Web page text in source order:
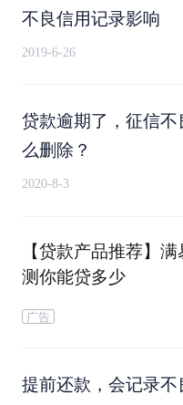
首先大家要确定自己
就知道了。具体有线
的金融递交书面申请查
不良征信会影响多长
根据国家的相关法
不良信用记录影响
2019-6-26
贷款逾期了，征信不
么删除？
2020-8-3
【贷款产品推荐】满
测你能贷多少
广告
提前还款，会记录不